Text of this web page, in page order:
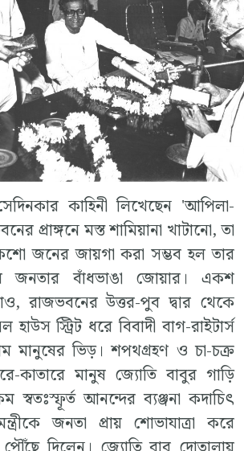
কাহিনী লিখেছেন 'আপিলা-
প্রাঙ্গনে মস্ত শামিয়ানা খাটানো, তা
জনের জায়গা করা সম্ভব হল তার
জনতার বাঁধভাঙা জোয়ার। একশ
রাজভবনের উত্তর-পুব দ্বার থেকে
স্ট্রিট ধরে বিবাদী বাগ-রাইটার্স
মানুষের ভিড়। শপথগ্রহণ ও চা-চক্র
কাতারে মানুষ জ্যোতি বাবুর গাড়ি
আনন্দের ব্যঞ্জনা কদাচিৎ
জনতা প্রায় শোভাযাত্রা করে